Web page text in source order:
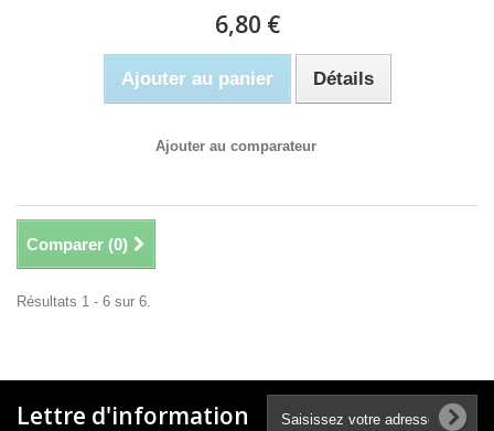
6,80 €
Ajouter au panier Détails
Ajouter au comparateur
Comparer (0)
Résultats 1 - 6 sur 6.
Lettre d'information